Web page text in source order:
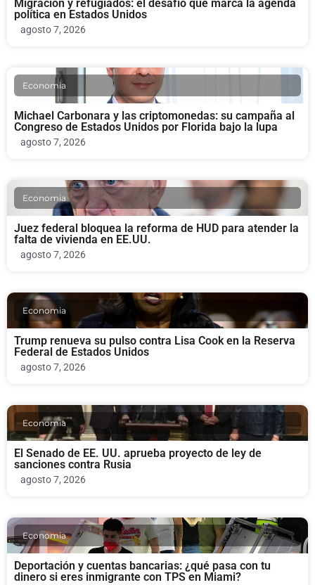
Migración y refugiados: el desafío que marca la agenda
política en Estados Unidos
agosto 7, 2026
Economia
Michael Carbonara y las criptomonedas: su campaña al
Congreso de Estados Unidos por Florida bajo la lupa
agosto 7, 2026
Economia
Juez federal bloquea la reforma de HUD para atender la
falta de vivienda en EE.UU.
agosto 7, 2026
Economia
Trump renueva su pulso contra Lisa Cook en la Reserva
Federal de Estados Unidos
agosto 7, 2026
Economia
El Senado de EE. UU. aprueba proyecto de ley de
sanciones contra Rusia
agosto 7, 2026
Economia
Deportación y cuentas bancarias: ¿qué pasa con tu
dinero si eres inmigrante con TPS en Miami?